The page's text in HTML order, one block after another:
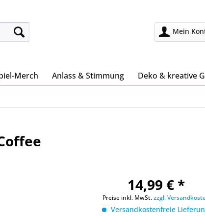
Mein
Merch Anlass & Stimmung Deko & kreative
14,99 € *
Preise inkl. MwSt.zzgl.
Versandkostenfreie